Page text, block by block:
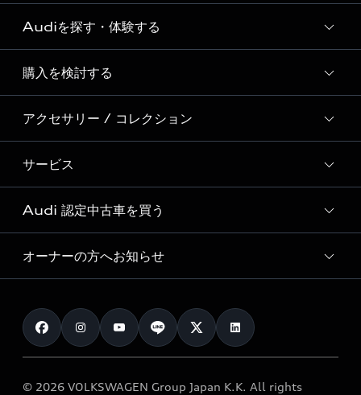
Audi ブランド
Story of Progress
Audi Sport
Formula 1®
デジタルサービス
Audiを探す・体験する
ディーラー検索
新車在庫検索
試乗車・展示車検索
見積り依頼
試乗予約
購入を検討する
モデル一覧
特別仕様モデル / 限定モデル
e-tronラインアップ
価格シミュレーション
車両比較
カタログ一覧
アクセサリー / コレクション
純正アクセサリー
オンラインショップ
Audi collection
アウディナビアプリ
サービス
サービス入庫予約
サービスプログラム
メンテナンス
車検 / 定期点検
e-tronアフターサポート
Audi 認定中古車を買う
Audi認定中古車
クオリティ
保証
メンテナンス
オーナーの方へお知らせ
お知らせ
オーナー様向けキャンペーン
© 2026 VOLKSWAGEN Group Japan K.K. All rights